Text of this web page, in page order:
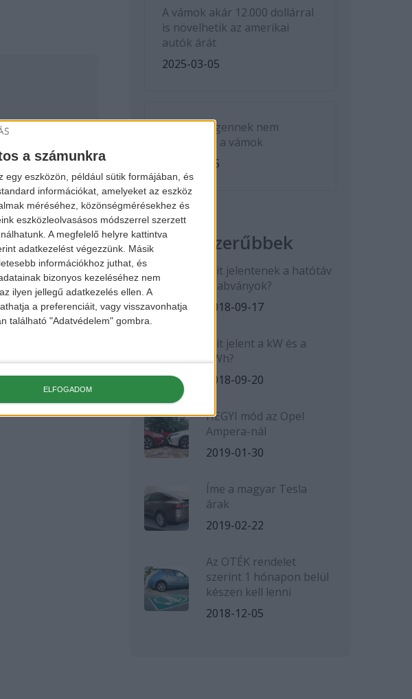
a számunkra
eszközön, például sütik formájában, és
információkat, amelyeket az eszköz
méréséhez, közönségmérésekhez és
eszközleolvasásos módszerrel szerzett
A megfelelő helyre kattintva
adatkezelést végezzünk. Másik
információkhoz juthat, és
bizonyos kezeléséhez nem
ilyen jellegű adatkezelés ellen. A
a preferenciáit, vagy visszavonhatja
található "Adatvédelem" gombra.
ELFOGADOM
A vámok akár 12.000 dollárral
is növelhetik az amerikai
autók árát
2025-03-05
A Volkswagennek nem
kedveznek a vámok
2025-03-05
Legnépszerűbbek
Mit jelentenek a hatótáv
szabványok?
2018-09-17
Mit jelent a kW és a
kWh?
2018-09-20
HEGYI mód az Opel
Ampera-nál
2019-01-30
Íme a magyar Tesla
árak
2019-02-22
Az OTÉK rendelet
szerint 1 hónapon belül
készen kell lenni
2018-12-05